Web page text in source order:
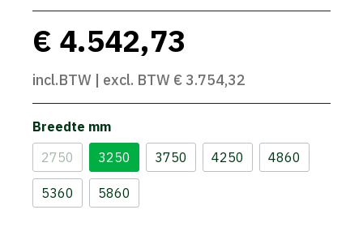
€ 4.542,73
incl.BTW | excl. BTW € 3.754,32
Breedte mm
2750
3250 3750 4250 4860
5360 5860